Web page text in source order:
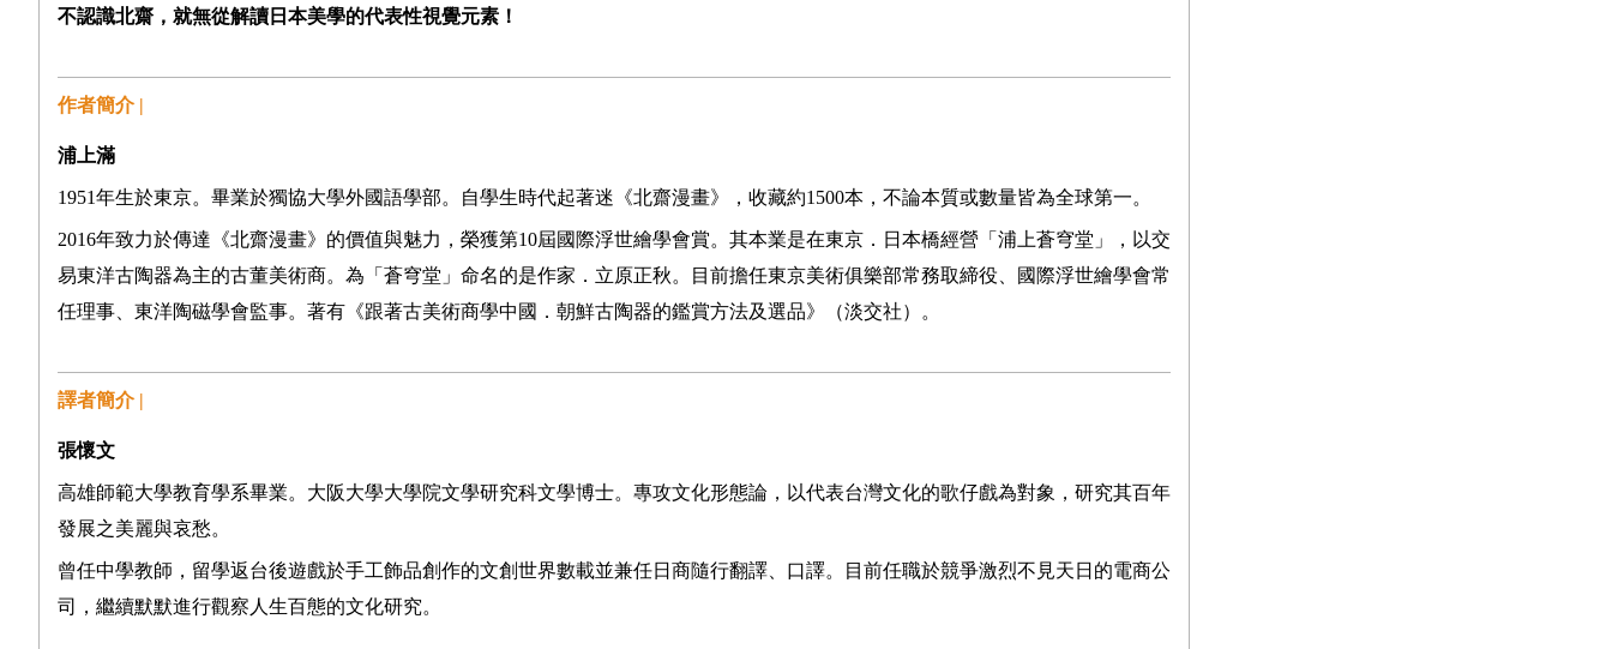
不認識北齋，就無從解讀日本美學的代表性視覺元素！
作者簡介 |
浦上滿
1951年生於東京。畢業於獨協大學外國語學部。自學生時代起著迷《北齋漫畫》，收藏約1500本，不論本質或數量皆為全球第一。
2016年致力於傳達《北齋漫畫》的價值與魅力，榮獲第10屆國際浮世繪學會賞。其本業是在東京．日本橋經營「浦上蒼穹堂」，以交
易東洋古陶器為主的古董美術商。為「蒼穹堂」命名的是作家．立原正秋。目前擔任東京美術俱樂部常務取締役、國際浮世繪學會常
任理事、東洋陶磁學會監事。著有《跟著古美術商學中國．朝鮮古陶器的鑑賞方法及選品》（淡交社）。
譯者簡介 |
張懷文
高雄師範大學教育學系畢業。大阪大學大學院文學研究科文學博士。專攻文化形態論，以代表台灣文化的歌仔戲為對象，研究其百年
發展之美麗與哀愁。
曾任中學教師，留學返台後遊戲於手工飾品創作的文創世界數載並兼任日商隨行翻譯、口譯。目前任職於競爭激烈不見天日的電商公
司，繼續默默進行觀察人生百態的文化研究。